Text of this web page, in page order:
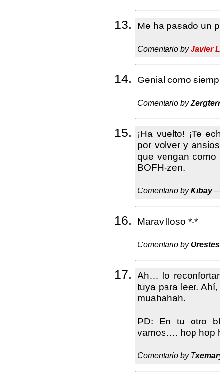
Me ha pasado un
Comentario byJavier
Genial como
Comentario by
¡Ha vuelto! ¡Te
por volver y
que vengan como
BOFH-zen.
Comentario byKibay—
Maravilloso *-*
Comentario byOrestes
Ah… lo
tuya para leer.
muahahah.
PD: En tu otro
vamos…. hop hop
Comentario by